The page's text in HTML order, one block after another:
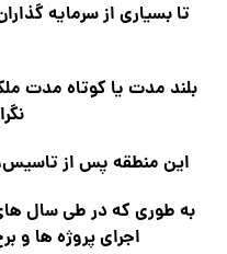
تا بسیاری از سرمایه
بلند مدت یا کوتاه مدت
این منطقه پس از
به طوری که در طی سال
اجرای پروژه ها و